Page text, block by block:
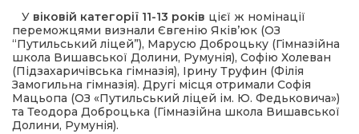
У віковій категорії 11-13 років цієї ж номінації
переможцями визнали Євгенію Яків’юк (ОЗ
“Путильський ліцей”), Марусю Доброцьку (Гімназійна
школа Вишавської Долини, Румунія), Софію Холеван
(Підзахаричівська гімназія), Ірину Труфин (Філія
Замогильна гімназія). Другі місця отримали Софія
Мацьопа (ОЗ «Путильський ліцей ім. Ю. Федьковича»)
та Теодора Доброцька (Гімназійна школа Вишавської
Долини, Румунія).